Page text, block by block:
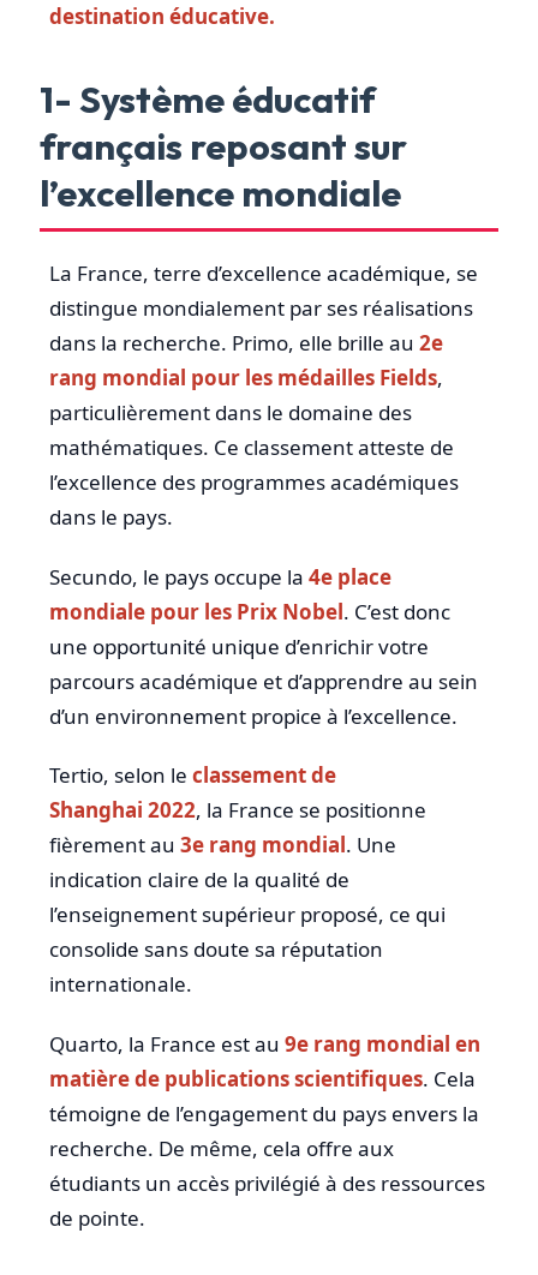
destination éducative.
1- Système éducatif
français reposant sur
l’excellence mondiale
La France, terre d’excellence académique, se
distingue mondialement par ses réalisations
dans la recherche. Primo, elle brille au 2e
rang mondial pour les médailles Fields,
particulièrement dans le domaine des
mathématiques. Ce classement atteste de
l’excellence des programmes académiques
dans le pays.
Secundo, le pays occupe la 4e place
mondiale pour les Prix Nobel. C’est donc
une opportunité unique d’enrichir votre
parcours académique et d’apprendre au sein
d’un environnement propice à l’excellence.
Tertio, selon le classement de
Shanghai 2022, la France se positionne
fièrement au 3e rang mondial. Une
indication claire de la qualité de
l’enseignement supérieur proposé, ce qui
consolide sans doute sa réputation
internationale.
Quarto, la France est au 9e rang mondial en
matière de publications scientifiques. Cela
témoigne de l’engagement du pays envers la
recherche. De même, cela offre aux
étudiants un accès privilégié à des ressources
de pointe.